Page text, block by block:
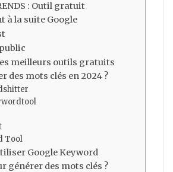
: Outil gratuit
à la suite Google
meilleurs outils gratuits
des mots clés en 2024 ?
Tool
Google Keyword
générer des mots clés ?